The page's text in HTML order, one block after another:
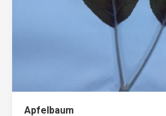
Apfelbaum